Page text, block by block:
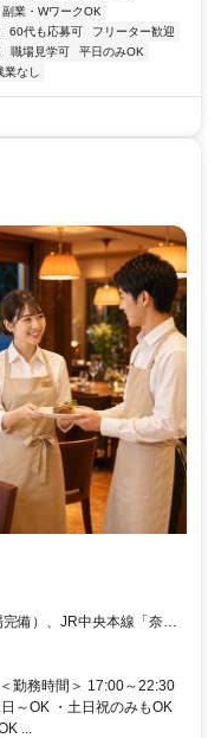
副業・WワークOK
60代も応募可
フリーター歓迎
職場見学可
平日のみOK
業なし
備）、JR中央本線「奈良
勤務時間＞ 17:00～22:30
～OK ・土日祝のみもOK
...